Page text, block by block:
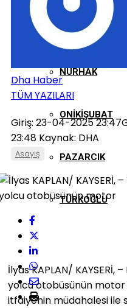
GÖKSUN
NURHAK
ONIKIŞUBAT
PAZARCIK
TÜRKOĞLU
Dha Haber
TÜM YAZILARI
Giriş: 23-04-2025 23:47
23:48 Kaynak: DHA
Asayiş
İlyas KAPLAN/ KAYSERİ,
yolcu otobüsünün motor
itfaiyenin müdahalesi ile